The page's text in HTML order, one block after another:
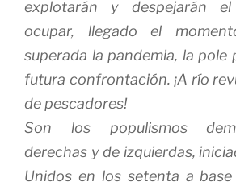
explotarán y despejarán
ocupar, llegado el
superada la pandemia, la ­pole
futura confrontación. ¡A río
de pescadores!
Son los populismos
derechas y de izquierdas,
Unidos en los setenta a